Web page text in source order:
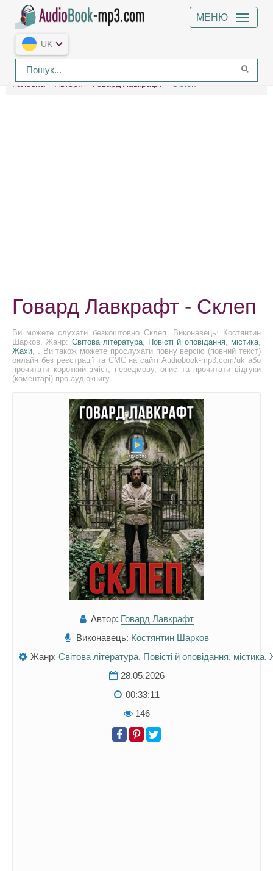
МЕНЮ
UK
Головна Автори Говард Лавкрафт Склеп
Говард Лавкрафт - Склеп
Ви можете слухати безкоштовно Склеп. Виконавець: Костянтин
Шарков, Жанр: Світова література, Повісті й оповідання, містика,
Жахи, . Ви також можете прослухати повну версію (повний текст)
онлайн без реєстрації та СМС на сайті Audiobook-mp3.com/uk або
прочитати короткий зміст, передмову, опис та прочитати відгуки
(коментарі) про аудіокнигу.
Автор: Говард Лавкрафт
Виконавець: Костянтин Шарков
Жанр: Світова література, Повісті й оповідання, містика,
28.05.2026
00:33:11
146